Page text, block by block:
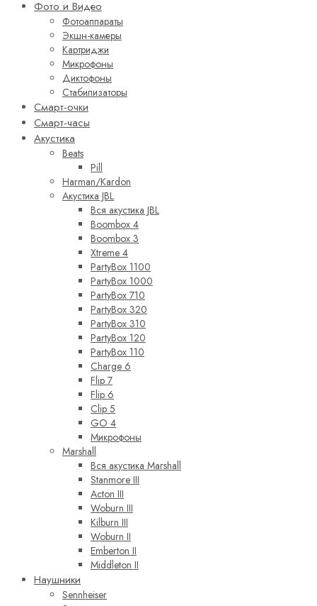
Фото и Видео
Фотоаппараты
Экшн-камеры
Картриджи
Микрофоны
Диктофоны
Стабилизаторы
Смарт-очки
Смарт-часы
Акустика
Beats
Pill
Harman/Kardon
Акустика JBL
Вся акустика JBL
Boombox 4
Boombox 3
Xtreme 4
PartyBox 1100
PartyBox 1000
PartyBox 710
PartyBox 320
PartyBox 310
PartyBox 120
PartyBox 110
Charge 6
Flip 7
Flip 6
Clip 5
GO 4
Микрофоны
Marshall
Вся акустика Marshall
Stanmore III
Acton III
Woburn III
Kilburn III
Woburn II
Emberton II
Middleton II
Наушники
Sennheiser